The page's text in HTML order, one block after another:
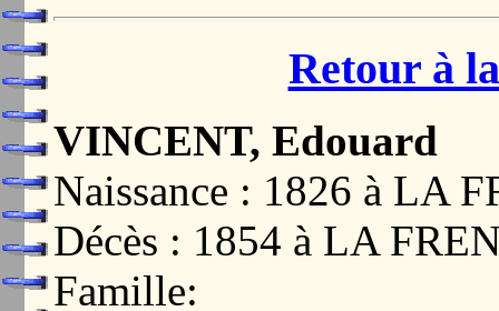
Retour à
VINCENT, Edouard
Naissance : 1826 à LA
Décès : 1854 à LA
Famille: